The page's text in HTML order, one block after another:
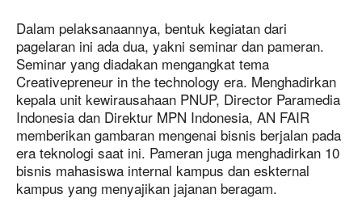
Dalam pelaksanaannya, bentuk kegiatan dari
pagelaran ini ada dua, yakni seminar dan pameran.
Seminar yang diadakan mengangkat tema
Creativepreneur in the technology era. Menghadirkan
kepala unit kewirausahaan PNUP, Director Paramedia
Indonesia dan Direktur MPN Indonesia, AN FAIR
memberikan gambaran mengenai bisnis berjalan pada
era teknologi saat ini. Pameran juga menghadirkan 10
bisnis mahasiswa internal kampus dan eskternal
kampus yang menyajikan jajanan beragam.